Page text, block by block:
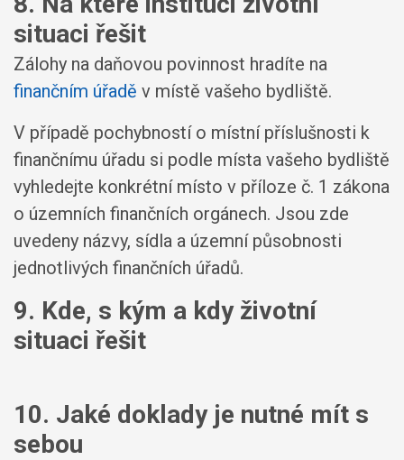
situaci řešit
Zálohy na daňovou povinnost hradíte na
finančním úřadě v místě vašeho bydliště.
V případě pochybností o místní příslušnosti k
finančnímu úřadu si podle místa vašeho bydliště
vyhledejte konkrétní místo v příloze č. 1 zákona
o územních finančních orgánech. Jsou zde
uvedeny názvy, sídla a územní působnosti
jednotlivých finančních úřadů.
9. Kde, s kým a kdy životní
situaci řešit
10. Jaké doklady je nutné mít s
sebou